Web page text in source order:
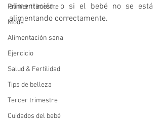
Primer trimestre
Moda
Alimentación sana
Ejercicio
Salud & Fertilidad
Tips de belleza
Tercer trimestre
Cuidados del bebé
alimentación, o si el bebé no se está
alimentando correctamente.